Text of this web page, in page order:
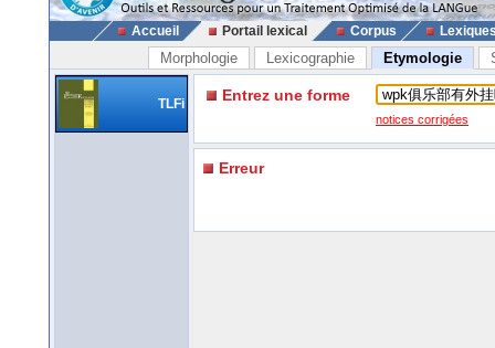
Accueil Portail lexical Corpus
Morphologie Lexicographie Etymologie
TLFi Entrez une forme
notices corrigées
Erreur